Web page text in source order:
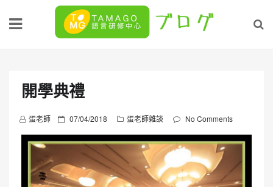
開學典禮
蛋老師
P
o
s
t
e
07/04/2018 蛋老師雜談 No Comments